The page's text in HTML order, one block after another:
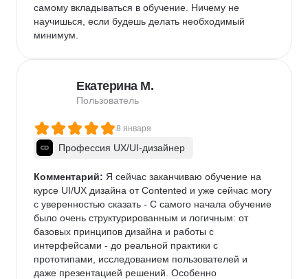
самому вкладываться в обучение. Ничему не
научишься, если будешь делать необходимый
минимум.
Екатерина М.
Пользователь
8 января
Профессия UX/UI-дизайнер
Комментарий: Я сейчас заканчиваю обучение на
курсе UI/UX дизайна от Contented и уже сейчас могу
с уверенностью сказать - С самого начала обучение
было очень структурированным и логичным: от
базовых принципов дизайна и работы с
интерфейсами - до реальной практики с
прототипами, исследованием пользователей и
даже презентацией решений. Особенно